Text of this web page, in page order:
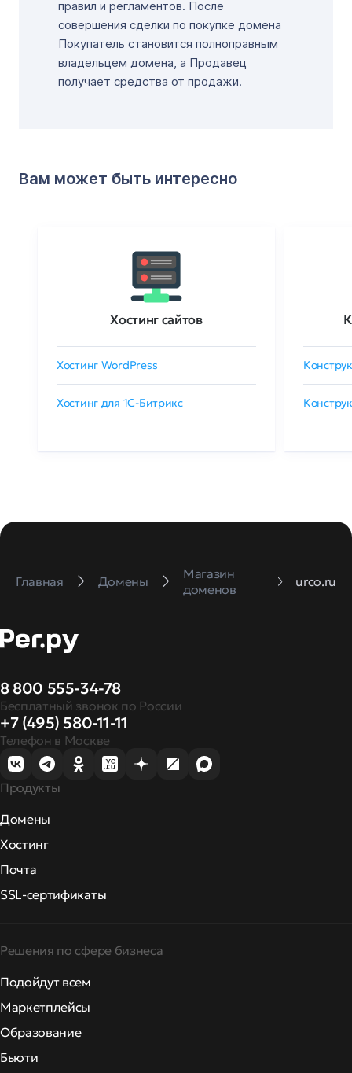
правил и регламентов. После
совершения сделки по покупке домена
Покупатель становится полноправным
владельцем домена, а Продавец
получает средства от продажи.
Вам может быть интересно
Хостинг сайтов
Хостинг WordPress
Хостинг для 1C-Битрикс
Главная Домены
Магазин
доменов
urco.ru
8 800 555-34-78
Бесплатный звонок по России
+7 (495) 580-11-11
Телефон в Москве
Продукты
Домены
Хостинг
Почта
SSL-сертификаты
Решения по сфере бизнеса
Подойдут всем
Маркетплейсы
Образование
Бьюти